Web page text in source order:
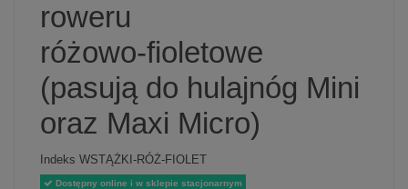
roweru
różowo-fioletowe
(pasują do hulajnóg Mini
oraz Maxi Micro)
Indeks WSTĄŻKI-RÓŻ-FIOLET
Dostępny online i w sklepie stacjonarnym